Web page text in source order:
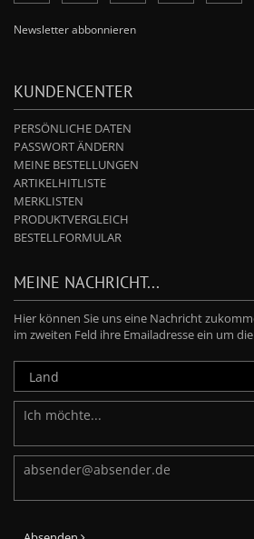
Newsletter abbonnieren
KUNDENCENTER
PERSÖNLICHE DATEN
PASSWORT ÄNDERN
MEINE BESTELLUNGEN
ARTIKELHITLISTE
MERKLISTEN
PRODUKTVERGLEICH
BESTELLFORMULAR
MEINE NACHRICHT...
Hier können Sie uns eine Nachricht
im zweiten Feld ihre Emailadresse ein um